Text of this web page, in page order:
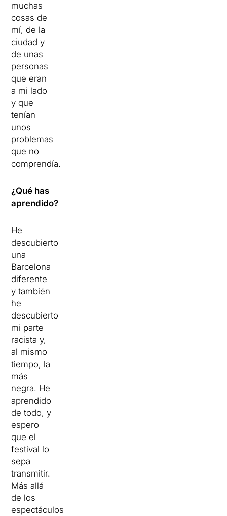
muchas
cosas de
mí, de la
ciudad y
de unas
personas
que eran
a mi lado
y que
tenían
unos
problemas
que no
comprendía.
¿Qué has
aprendido?
He
descubierto
una
Barcelona
diferente
y también
he
descubierto
mi parte
racista y,
al mismo
tiempo, la
más
negra. He
aprendido
de todo, y
espero
que el
festival lo
sepa
transmitir.
Más allá
de los
espectáculos,